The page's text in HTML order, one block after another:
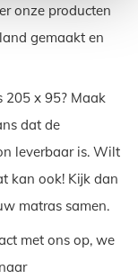
onze producten
gemaakt en
205 x 95? Maak
dat de
leverbaar is. Wilt
kan ook! Kijk dan
matras samen.
met ons op, we